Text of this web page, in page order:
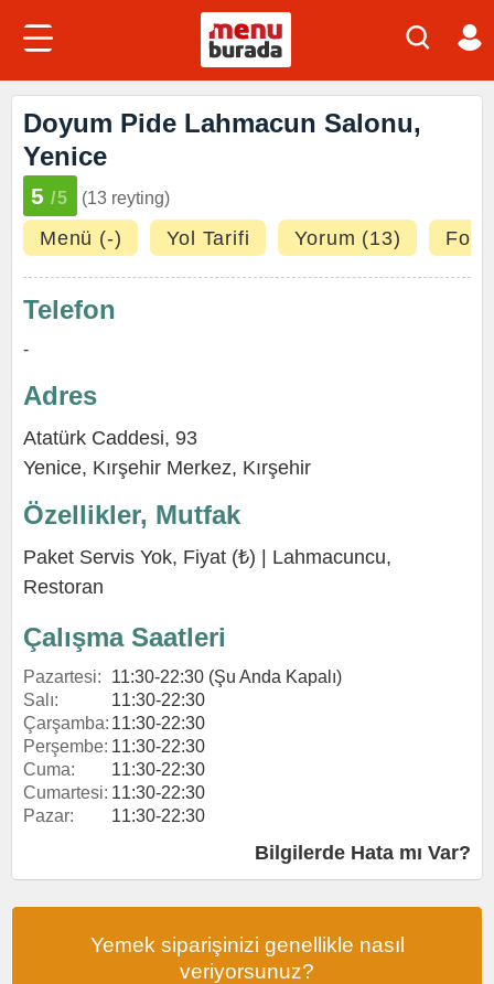
Doyum Pide Lahmacun Salonu,
Yenice
5 /5 (13 reyting)
Menü (-) Yol Tarifi Yorum (13)
Telefon
-
Adres
Atatürk Caddesi, 93
Yenice, Kırşehir Merkez, Kırşehir
Özellikler, Mutfak
Paket Servis Yok, Fiyat (₺) | Lahmacuncu,
Restoran
Çalışma Saatleri
Pazartesi:
11:30-22:30 (Şu Anda Kapalı)
Salı:
11:30-22:30
Çarşamba: 11:30-22:30
Perşembe: 11:30-22:30
Cuma:
11:30-22:30
Cumartesi: 11:30-22:30
Pazar:
11:30-22:30
Bilgilerde Hata mı Var?
Yemek siparişinizi genellikle nasıl
veriyorsunuz?